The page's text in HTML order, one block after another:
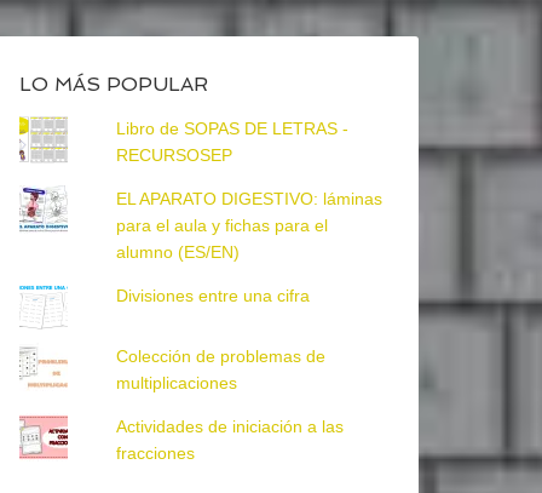
LO MÁS POPULAR
Libro de SOPAS DE LETRAS -
RECURSOSEP
EL APARATO DIGESTIVO: láminas
para el aula y fichas para el
alumno (ES/EN)
Divisiones entre una cifra
Colección de problemas de
multiplicaciones
Actividades de iniciación a las
fracciones